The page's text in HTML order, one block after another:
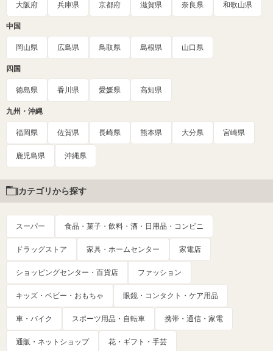
大阪府 兵庫県 京都府 滋賀県 奈良県 和歌山県
中国
岡山県 広島県 鳥取県 島根県 山口県
四国
徳島県 香川県 愛媛県 高知県
九州・沖縄
福岡県 佐賀県 長崎県 熊本県 大分県 宮崎県
鹿児島県 沖縄県
カテゴリから探す
スーパー 食品・菓子・飲料・酒・日用品・コンビニ
ドラッグストア 家具・ホームセンター 家電店
ショッピングセンター・百貨店 ファッション
キッズ・ベビー・おもちゃ 眼鏡・コンタクト・ケア用品
車・バイク スポーツ用品・自転車 携帯・通信・家電
通販・ネットショップ 花・ギフト・手芸